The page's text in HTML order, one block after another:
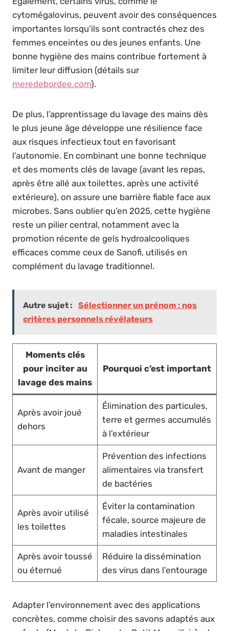
cytomégalovirus, peuvent avoir des conséquences
importantes lorsqu’ils sont contractés chez des
femmes enceintes ou des jeunes enfants. Une
bonne hygiène des mains contribue fortement à
limiter leur diffusion (détails sur
meredebordee.com).
De plus, l’apprentissage du lavage des mains dès
le plus jeune âge développe une résilience face
aux risques infectieux tout en favorisant
l’autonomie. En combinant une bonne technique
et des moments clés de lavage (avant les repas,
après être allé aux toilettes, après une activité
extérieure), on assure une barrière fiable face aux
microbes. Sans oublier qu’en 2025, cette hygiène
reste un pilier central, notamment avec la
promotion récente de gels hydroalcooliques
efficaces comme ceux de Sanofi, utilisés en
complément du lavage traditionnel.
Autre sujet :
Sélectionner un prénom : nos
critères personnels révélateurs
Moments clés
pour inciter au
lavage des mains
Pourquoi c’est important
Après avoir joué
dehors
Élimination des particules,
terre et germes accumulés
à l’extérieur
Avant de manger
Prévention des infections
alimentaires via transfert
de bactéries
Après avoir utilisé
les toilettes
Éviter la contamination
fécale, source majeure de
maladies intestinales
Après avoir toussé
ou éternué
Réduire la dissémination
des virus dans l’entourage
Adapter l’environnement avec des applications
concrètes, comme choisir des savons adaptés aux